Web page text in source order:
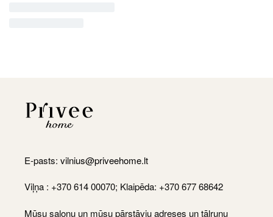
E-pasts: vilnius@priveehome.lt
Viļņa : +370 614 00070; Klaipēda: +370 677 68642
Mūsu salonu un mūsu pārstāvju adreses un tālruņu